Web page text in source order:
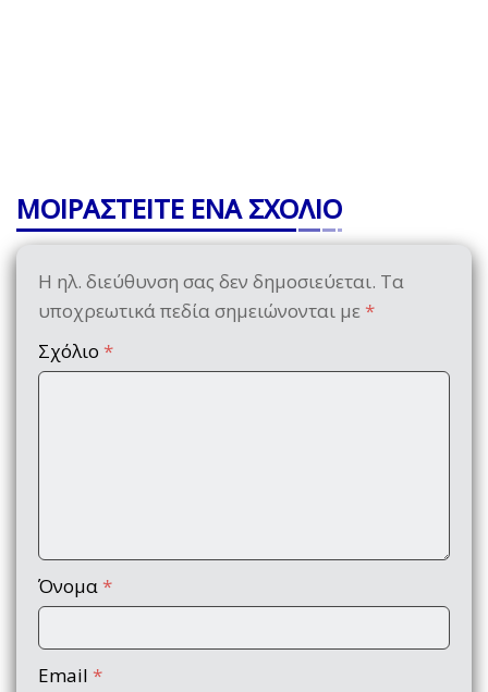
ΜΟΙΡΑΣΤΕΙΤΕ ΕΝΑ ΣΧΟΛΙΟ
Η ηλ. διεύθυνση σας δεν δημοσιεύεται. Τα
υποχρεωτικά πεδία σημειώνονται με *
Σχόλιο *
Όνομα *
Email *